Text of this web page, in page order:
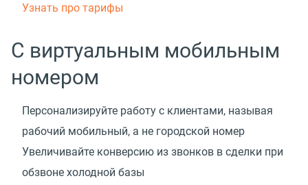
Узнать про тарифы
С виртуальным мобильным
номером
Персонализируйте работу с клиентами, называя
рабочий мобильный, а не городской номер
Увеличивайте конверсию из звонков в сделки при
обзвоне холодной базы